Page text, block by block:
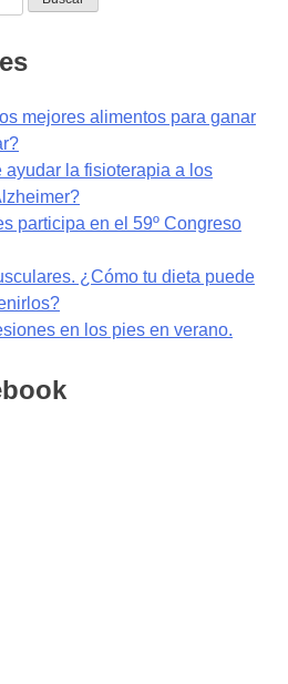
mejores alimentos para ganar
ayudar la fisioterapia a los
participa en el 59º Congreso
¿Cómo tu dieta puede
en los pies en verano.